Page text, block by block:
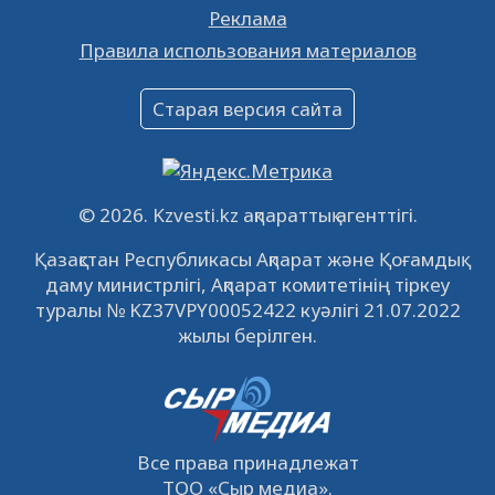
16.12.2022 61060
Объявление
09.12.2022
Свободные рабочие места
встречу с инвесторами в Кызылорде 22
ноября
21.11.2022 14951 0
© 2026. Kzvesti.kz ақпараттық агенттігі.
Қазақстан Республикасы Ақпарат және Қоғамдық
даму министрлігі, Ақпарат комитетінің тіркеу
туралы № KZ37VPY00052422 куәлігі 21.07.2022
жылы берілген.
Все права принадлежат
ТОО «Сыр медиа».
Реклама
Правила использования материалов
Старая версия сайта